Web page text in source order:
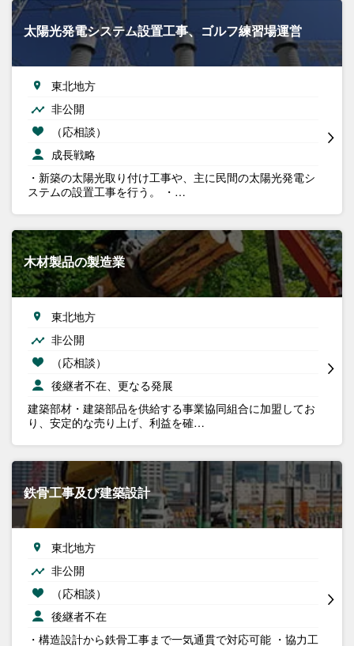
太陽光発電システム設置工事、ゴルフ練習場運営
東北地方
非公開
（応相談）
成長戦略
・新築の太陽光取り付け工事や、主に民間の太陽光発電シ
ステムの設置工事を行う。 ・…
木材製品の製造業
東北地方
非公開
（応相談）
後継者不在、更なる発展
建築部材・建築部品を供給する事業協同組合に加盟してお
り、安定的な売り上げ、利益を確…
鉄骨工事及び建築設計
東北地方
非公開
（応相談）
後継者不在
・構造設計から鉄骨工事まで一気通貫で対応可能 ・協力工